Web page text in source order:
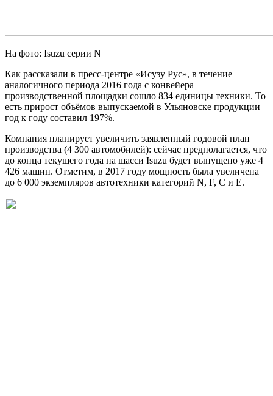
На фото: Isuzu серии N
Как рассказали в пресс-центре «Исузу Рус», в течение
аналогичного периода 2016 года с конвейера
производственной площадки сошло 834 единицы техники. То
есть прирост объёмов выпускаемой в Ульяновске продукции
год к году составил 197%.
Компания планирует увеличить заявленный годовой план
производства (4 300 автомобилей): сейчас предполагается, что
до конца текущего года на шасси Isuzu будет выпущено уже 4
426 машин. Отметим, в 2017 году мощность была увеличена
до 6 000 экземпляров автотехники категорий N, F, С и Е.